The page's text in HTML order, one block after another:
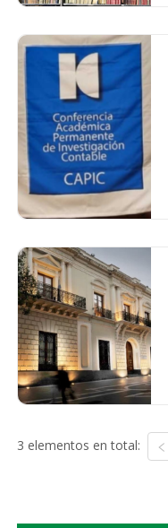
3 elementos en total: